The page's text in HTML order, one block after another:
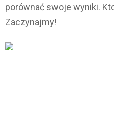
porównać swoje wyniki.
Zaczynajmy!